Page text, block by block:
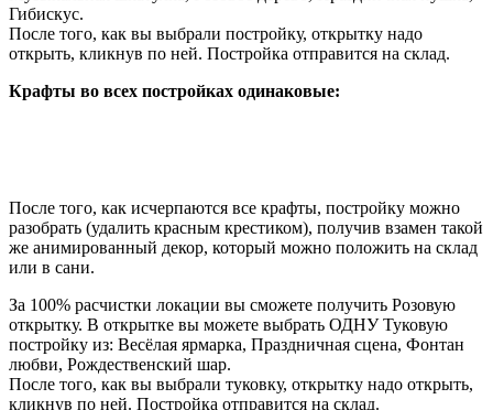
Гибискус.
После того, как вы выбрали постройку, открытку надо
открыть, кликнув по ней. Постройка отправится на склад.
Крафты во всех постройках одинаковые:
После того, как исчерпаются все крафты, постройку можно
разобрать (удалить красным крестиком), получив взамен такой
же анимированный декор, который можно положить на склад
или в сани.
За 100% расчистки локации вы сможете получить Розовую
открытку. В открытке вы можете выбрать ОДНУ Туковую
постройку из: Весёлая ярмарка, Праздничная сцена, Фонтан
любви, Рождественский шар.
После того, как вы выбрали туковку, открытку надо открыть,
кликнув по ней. Постройка отправится на склад.